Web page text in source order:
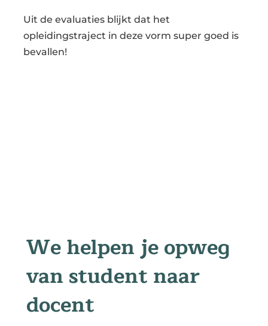
Uit de evaluaties blijkt dat het
opleidingstraject in deze vorm super goed is
bevallen!
We helpen je opweg
van student naar
docent